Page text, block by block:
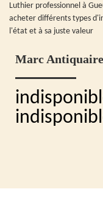
Luthier professionnel à
acheter différents types
l'état et à sa juste valeur
Marc Antiquaire